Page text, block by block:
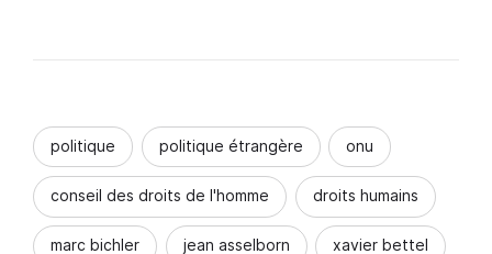
politique politique étrangère onu
conseil des droits de l'homme droits humains
marc bichler jean asselborn xavier bettel